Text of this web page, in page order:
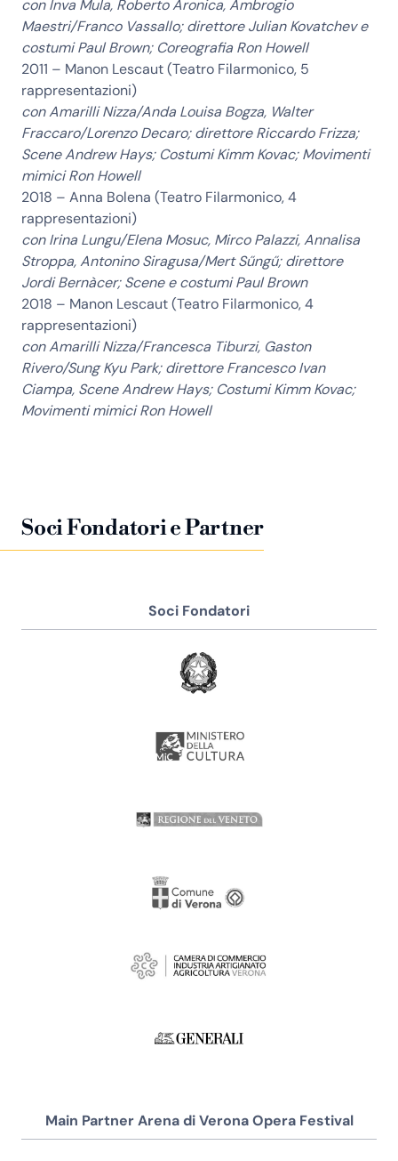
con Inva Mula, Roberto Aronica, Ambrogio
Maestri/Franco Vassallo; direttore Julian Kovatchev e
costumi Paul Brown; Coreografia Ron Howell
2011 – Manon Lescaut (Teatro Filarmonico, 5
rappresentazioni)
con Amarilli Nizza/Anda Louisa Bogza, Walter
Fraccaro/Lorenzo Decaro; direttore Riccardo Frizza;
Scene Andrew Hays; Costumi Kimm Kovac; Movimenti
mimici Ron Howell
2018 – Anna Bolena (Teatro Filarmonico, 4
rappresentazioni)
con Irina Lungu/Elena Mosuc, Mirco Palazzi, Annalisa
Stroppa, Antonino Siragusa/Mert Sűngű; direttore
Jordi Bernàcer; Scene e costumi Paul Brown
2018 – Manon Lescaut (Teatro Filarmonico, 4
rappresentazioni)
con Amarilli Nizza/Francesca Tiburzi, Gaston
Rivero/Sung Kyu Park; direttore Francesco Ivan
Ciampa, Scene Andrew Hays; Costumi Kimm Kovac;
Movimenti mimici Ron Howell
Soci Fondatori e Partner
Soci Fondatori
Main Partner Arena di Verona Opera Festival